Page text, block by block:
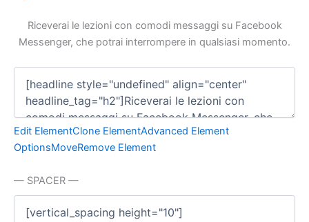
Riceverai le lezioni con comodi messaggi su Facebook
Messenger, che potrai interrompere in qualsiasi momento.
Edit ElementClone ElementAdvanced Element
OptionsMoveRemove Element
— SPACER —